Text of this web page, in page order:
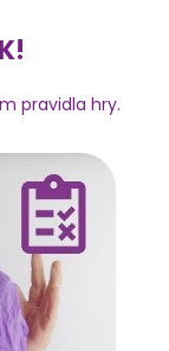
pravidla hry.